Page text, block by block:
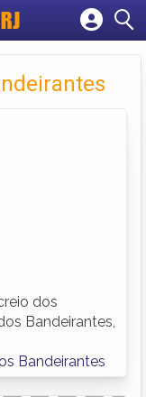
dos
Bandeirantes,
Bandeirantes